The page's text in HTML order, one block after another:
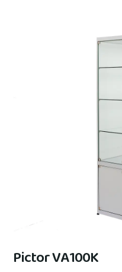
Pictor VA100K